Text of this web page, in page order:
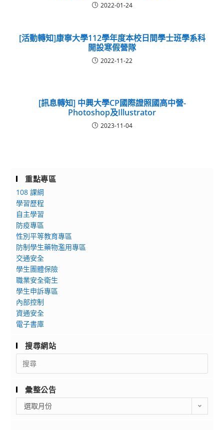
2022-01-24
[活動轉知]康寧大學112學年度本校日間學士班學系科
開設寒假營隊
2022-11-22
[訊息轉知] 中興大學CP國際證照國高中營-
Photoshop及Illustrator
2023-11-04
重點專區
108 課綱
學習歷程
自主學習
防疫專區
性別平等教育專區
防制學生藥物濫用專區
交通安全
學生團體保險
職業安全衛生
學生申訴專區
內部控制
資通安全
電子書庫
搜尋網站
Search
for:
彙整公告
整
選取月份